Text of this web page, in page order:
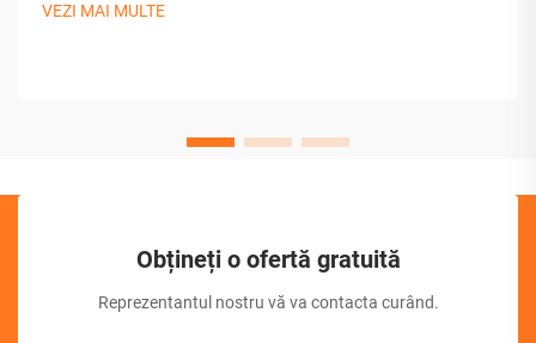
VEZI MAI MULTE
Obțineți o ofertă gratuită
Reprezentantul nostru vă va contacta curând.